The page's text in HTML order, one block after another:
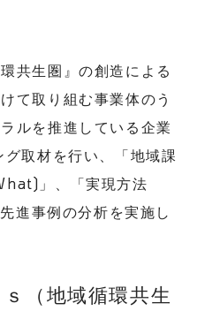
共生圏』の創造による
て取り組む事業体のう
ルを推進している企業
取材を行い、「地域課
」、「実現方法
進事例の分析を実施し
（地域循環共生